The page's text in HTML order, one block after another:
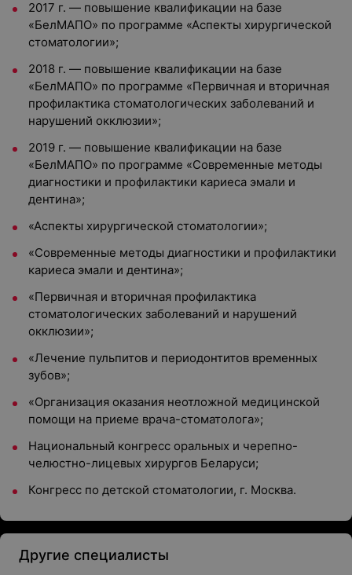
2017 г. — повышение квалификации на базе
«БелМАПО» по программе «Аспекты хирургической
стоматологии»;
2018 г. — повышение квалификации на базе
«БелМАПО» по программе «Первичная и вторичная
профилактика стоматологических заболеваний и
нарушений окклюзии»;
2019 г. — повышение квалификации на базе
«БелМАПО» по программе «Современные методы
диагностики и профилактики кариеса эмали и
дентина»;
«Аспекты хирургической стоматологии»;
«Современные методы диагностики и профилактики
кариеса эмали и дентина»;
«Первичная и вторичная профилактика
стоматологических заболеваний и нарушений
окклюзии»;
«Лечение пульпитов и периодонтитов временных
зубов»;
«Организация оказания неотложной медицинской
помощи на приеме врача-стоматолога»;
Национальный конгресс оральных и черепно-
челюстно-лицевых хирургов Беларуси;
Конгресс по детской стоматологии, г. Москва.
Другие специалисты